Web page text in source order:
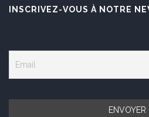
INSCRIVEZ-VOUS À NOTRE